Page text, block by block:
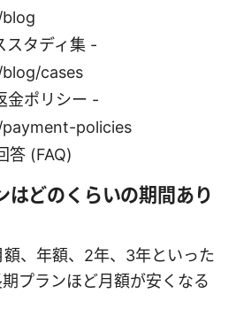
スタディ集 -
cases
金ポリシー -
policies
答 (FAQ)
どのくらいの期間あり
、年額、2年、3年といった
プランほど月額が安くなる